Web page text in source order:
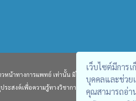
เว็บไซต์มีการ
บุคคลและช่วย
คุณสามารถอ่า
น้าทางการแพทย์ เท่านั้น มิได้มีเจตนา คัดลอกผลง
ค์เพื่อความรู้ทางวิชาการเท่านั้น ไม่สามารถนำไ